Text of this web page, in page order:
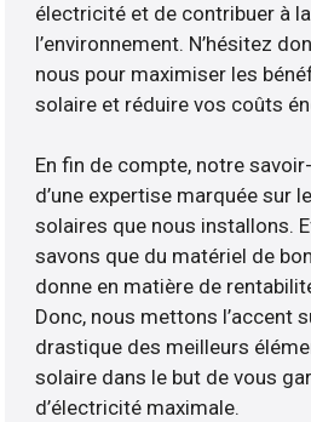
électricité et de contribuer à
l’environnement. N’hésitez
nous pour maximiser les
solaire et réduire vos coûts
En fin de compte, notre
d’une expertise marquée sur
solaires que nous installons.
savons que du matériel de
donne en matière de
Donc, nous mettons l’accent
drastique des meilleurs
solaire dans le but de vous
d’électricité maximale.